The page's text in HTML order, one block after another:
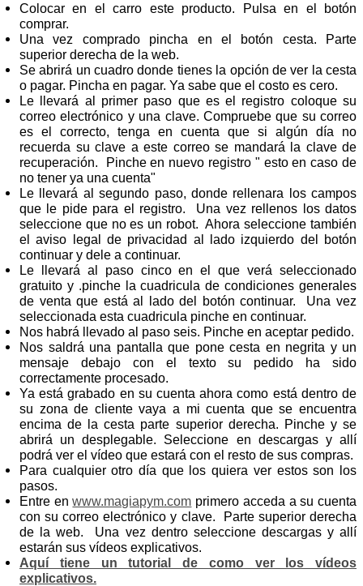
Colocar en el carro este producto. Pulsa en el botón
comprar.
Una vez comprado pincha en el botón cesta. Parte
superior derecha de la web.
Se abrirá un cuadro donde tienes la opción de ver la cesta
o pagar. Pincha en pagar. Ya sabe que el costo es cero.
Le llevará al primer paso que es el registro coloque su
correo electrónico y una clave. Compruebe que su correo
es el correcto, tenga en cuenta que si algún día no
recuerda su clave a este correo se mandará la clave de
recuperación. Pinche en nuevo registro " esto en caso de
no tener ya una cuenta"
Le llevará al segundo paso, donde rellenara los campos
que le pide para el registro. Una vez rellenos los datos
seleccione que no es un robot. Ahora seleccione también
el aviso legal de privacidad al lado izquierdo del botón
continuar y dele a continuar.
Le llevará al paso cinco en el que verá seleccionado
gratuito y .pinche la cuadricula de condiciones generales
de venta que está al lado del botón continuar. Una vez
seleccionada esta cuadricula pinche en continuar.
Nos habrá llevado al paso seis. Pinche en aceptar pedido.
Nos saldrá una pantalla que pone cesta en negrita y un
mensaje debajo con el texto su pedido ha sido
correctamente procesado.
Ya está grabado en su cuenta ahora como está dentro de
su zona de cliente vaya a mi cuenta que se encuentra
encima de la cesta parte superior derecha. Pinche y se
abrirá un desplegable. Seleccione en descargas y allí
podrá ver el vídeo que estará con el resto de sus compras.
Para cualquier otro día que los quiera ver estos son los
pasos.
Entre enwww.magiapym.com primero acceda a su cuenta
con su correo electrónico y clave. Parte superior derecha
de la web. Una vez dentro seleccione descargas y allí
estarán sus vídeos explicativos.
Aquí tiene un tutorial de como ver los vídeos
explicativos.